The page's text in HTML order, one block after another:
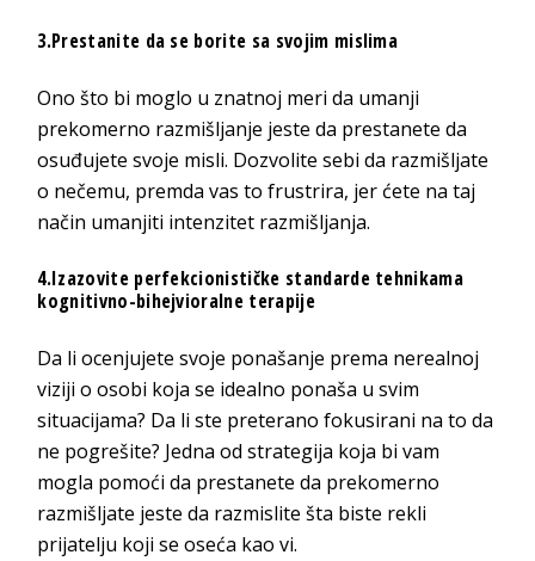
3.Prestanite da se borite sa svojim mislima
Ono što bi moglo u znatnoj meri da umanji
prekomerno razmišljanje jeste da prestanete da
osuđujete svoje misli. Dozvolite sebi da razmišljate
o nečemu, premda vas to frustrira, jer ćete na taj
način umanjiti intenzitet razmišljanja.
4.Izazovite perfekcionističke standarde tehnikama
kognitivno-bihejvioralne terapije
Da li ocenjujete svoje ponašanje prema nerealnoj
viziji o osobi koja se idealno ponaša u svim
situacijama? Da li ste preterano fokusirani na to da
ne pogrešite? Jedna od strategija koja bi vam
mogla pomoći da prestanete da prekomerno
razmišljate jeste da razmislite šta biste rekli
prijatelju koji se oseća kao vi.